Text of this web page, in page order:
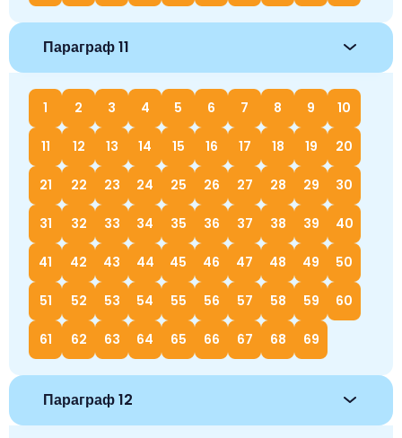
Параграф 11
1 2 3 4 5 6 7 8 9 10
11 12 13 14 15 16 17 18 19 20
21 22 23 24 25 26 27 28 29 30
31 32 33 34 35 36 37 38 39 40
41 42 43 44 45 46 47 48 49 50
51 52 53 54 55 56 57 58 59 60
61 62 63 64 65 66 67 68 69
Параграф 12